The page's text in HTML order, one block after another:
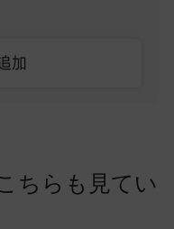
加
ちらも見てい